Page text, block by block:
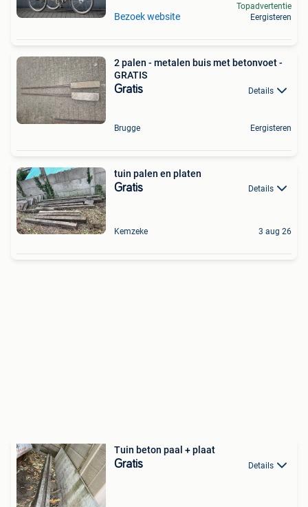
Bezoek website
Topadvertentie
Eergisteren
2 palen - metalen buis met betonvoet -
GRATIS
Gratis Details
Brugge Eergisteren
tuin palen en platen
Gratis Details
Kemzeke 3 aug 26
Tuin beton paal + plaat
Gratis Details